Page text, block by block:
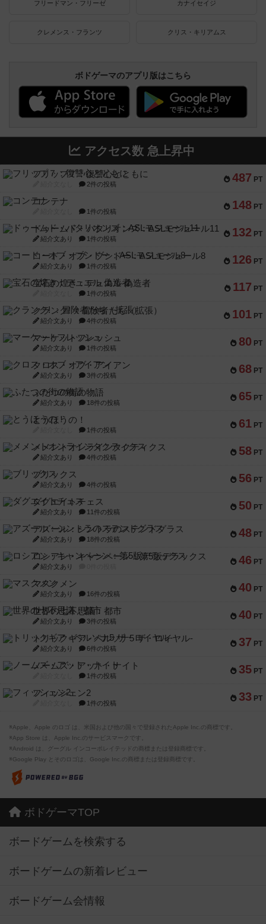
フリードマン・フリーゼ カナイセイジ
クレメンス・フランツ クリス・キリアムス
ボドゲーマのアプリ版はこちら
アクセス数 急上昇中
487 PT
フリップ７：復讐心とともに
2件の投稿
148 PT
コンテナ
1件の投稿
132 PT
ドゥームド・バタリオンズ：ASLモジュール11
紹介文あり 1件の投稿
126 PT
コード・オブ・ブシドー：ASLモジュール8
紹介文あり 1件の投稿
117 PT
宝石の煌き：デュエル 偽造者
1件の投稿
101 PT
クランク! ：冒険者たち（拡張）
紹介文あり 4件の投稿
80 PT
マーケットフレッシュ
紹介文あり 1件の投稿
68 PT
クロス・オブ・アイアン
紹介文あり 3件の投稿
65 PT
ふたつの街の物語
紹介文あり 18件の投稿
61 PT
とうほうの！
1件の投稿
58 PT
メメントオンラインタクティクス
紹介文あり 4件の投稿
56 PT
ブリックス
紹介文あり 4件の投稿
50 PT
ダグエイトチェス
紹介文あり 11件の投稿
48 PT
アズール：シントラのステンドグラス
紹介文あり 18件の投稿
46 PT
ロシアン・キャンペーン：第5版デラックス
紹介文あり
40 PT
マスクメン
紹介文あり 16件の投稿
40 PT
世界の七不思議：都市
紹介文あり 3件の投稿
37 PT
トリックギア - ペルソナ5 ザ・ロイヤル-
紹介文あり 6件の投稿
35 PT
ノームズ・アット・ナイト
1件の投稿
33 PT
フィッシェン2
1件の投稿
※Apple、Apple のロゴ は、米国および他の国々で登録されたApple Inc.の商標です。
※App Store は、Apple Inc.のサービスマークです。
※Android は、グーグル インコーポレイテッドの商標または登録商標です。
※Google Play とそのロゴは、Google Inc.の商標または登録商標です。
ボドゲーマTOP
ボードゲームを検索する
ボードゲームの新着レビュー
ボードゲーム会情報